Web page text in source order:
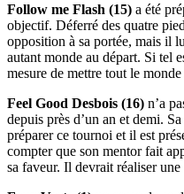
Follow me Flash (15) a été
objectif. Déferré des quatre
opposition à sa portée, mais il
autant monde au départ. Si tel
mesure de mettre tout le monde
Feel Good Desbois (16) n’a
depuis près d’un an et demi.
préparer ce tournoi et il est
compter que son mentor fait
sa faveur. Il devrait réaliser